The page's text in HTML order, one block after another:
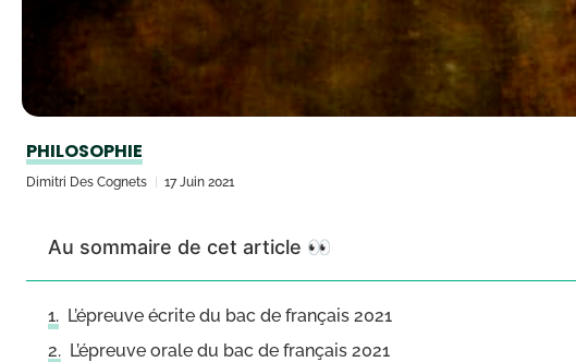
PHILOSOPHIE
Dimitri Des Cognets 17 Juin 2021
Au sommaire de cet article 👀
L’épreuve écrite du bac de français 2021
L’épreuve orale du bac de français 2021